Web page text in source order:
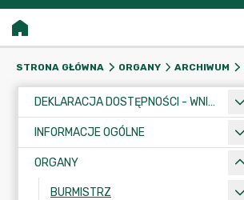
STRONA GŁÓWNA ORGANY ARCHIWUM
DEKLARACJA DOSTĘPNOŚCI - WNIOSEK
INFORMACJE OGÓLNE
ORGANY
BURMISTRZ